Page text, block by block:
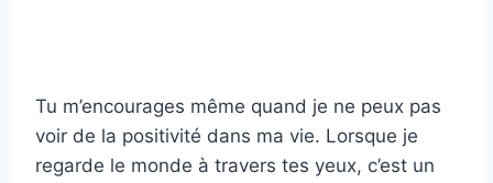
Tu m’encourages même quand je ne peux pas
voir de la positivité dans ma vie. Lorsque je
regarde le monde à travers tes yeux, c’est un